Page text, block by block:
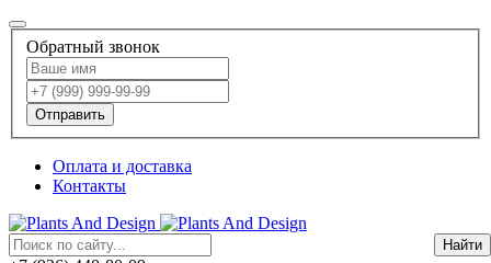
Обратный звонок
Отправить
Оплата и доставка
Контакты